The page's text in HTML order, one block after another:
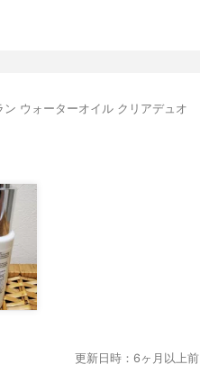
ウォーターオイル クリアデュオ
更新日時：6ヶ月以上前